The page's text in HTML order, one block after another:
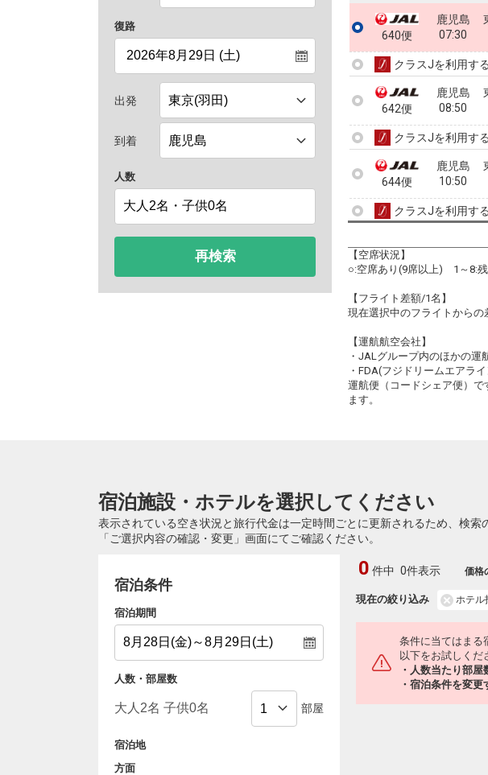
復路
出発
到着
人数
再検索
640便
鹿児島
07:30
クラスJを利用する
642便
鹿児島
08:50
クラスJを利用する
644便
鹿児島
10:50
クラスJを利用する
646便
鹿児島
クラスJを利用す
鹿児島
クラスJを利用する
鹿児島
クラスJを利用す
【空席状況】
○:空席あり(9席以上) 1～8:
【フライト差額/1名】
現在選択中のフライトからの
【運航航空会社】
・JALグループ内のほかの運
・FDA(フジドリームエアラ
運航便（コードシェア便）
ます。
宿泊施設・ホテルを選択してください
表示されている空き状況と旅行代金は一定時間ごとに更新されるため、検
「ご選択内容の確認・変更」画面にてご確認ください。
宿泊条件
宿泊期間
人数・部屋数
部屋
宿泊地
方面
現在の絞り込み ホテル
0 件中 0件表示 価格
条件に当てはまる
以下をお試しくだ
・人数当たり部屋
・宿泊条件を変更